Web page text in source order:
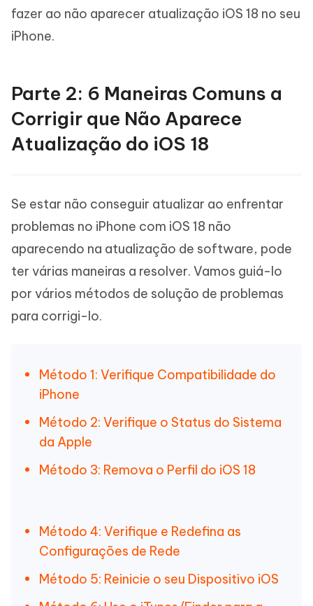
fazer ao não aparecer atualização iOS 18 no seu
iPhone.
Parte 2: 6 Maneiras Comuns a
Corrigir que Não Aparece
Atualização do iOS 18
Se estar não conseguir atualizar ao enfrentar
problemas no iPhone com iOS 18 não
aparecendo na atualização de software, pode
ter várias maneiras a resolver. Vamos guiá-lo
por vários métodos de solução de problemas
para corrigi-lo.
Método 1: Verifique Compatibilidade do
iPhone
Método 2: Verifique o Status do Sistema
da Apple
Método 3: Remova o Perfil do iOS 18
Método 4: Verifique e Redefina as
Configurações de Rede
Método 5: Reinicie o seu Dispositivo iOS